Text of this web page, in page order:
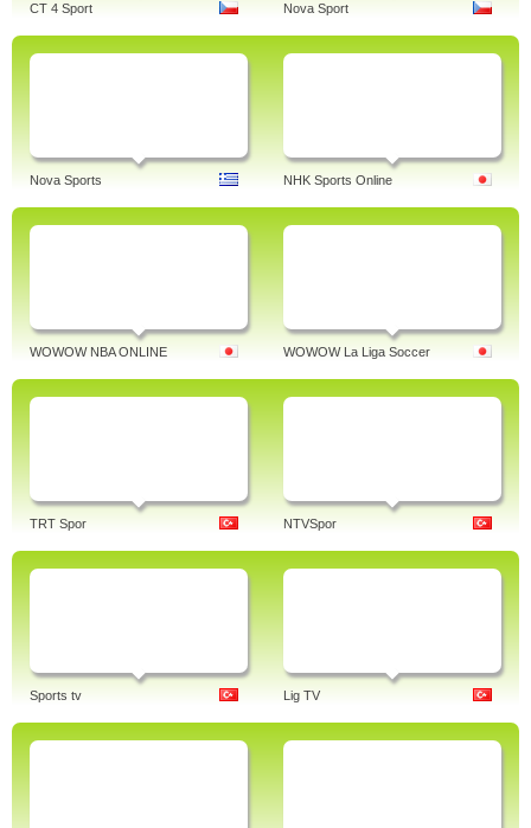
CT 4 Sport Nova Sport
Nova Sports NHK Sports Online
WOWOW NBA ONLINE WOWOW La Liga Soccer
TRT Spor NTVSpor
Sports tv Lig TV